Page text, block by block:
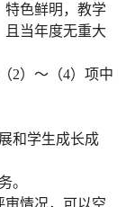
特色鲜明，教学
且当年度无重大
2）～（4）项中
和学生成长成
。
审情况，可以空